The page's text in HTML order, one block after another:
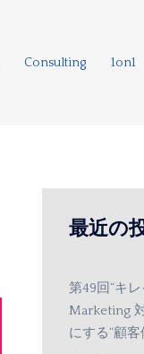
Consulting 1on1
最近の
第49回“キ
Marketing
にする“顧